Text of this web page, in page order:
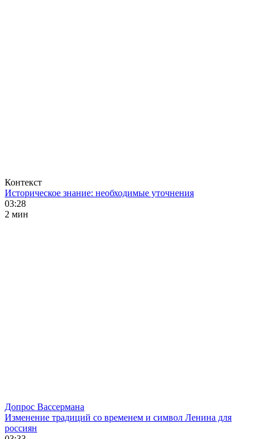
Контекст
Историческое знание: необходимые уточнения
03:28
2 мин
Допрос Вассермана
Изменение традиций со временем и символ Ленина для
россиян